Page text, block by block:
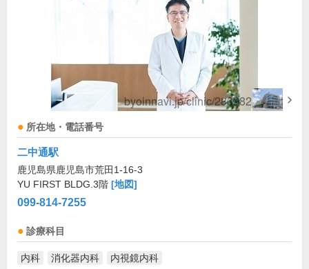
所在地・電話番号
二中通駅
鹿児島県鹿児島市荒田1-16-3
YU FIRST BLDG.3階 [地図]
099-814-7255
診療科目
内科 消化器内科 内視鏡内科